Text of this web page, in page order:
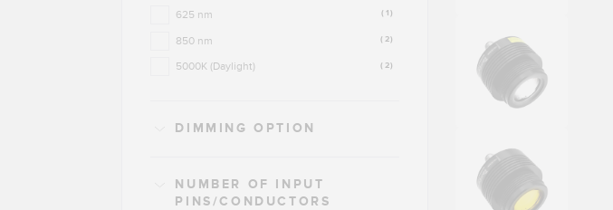
(1)
625 nm
(2)
850 nm
(2)
5000K (Daylight)
DIMMING OPTION
NUMBER OF INPUT
PINS/CONDUCTORS